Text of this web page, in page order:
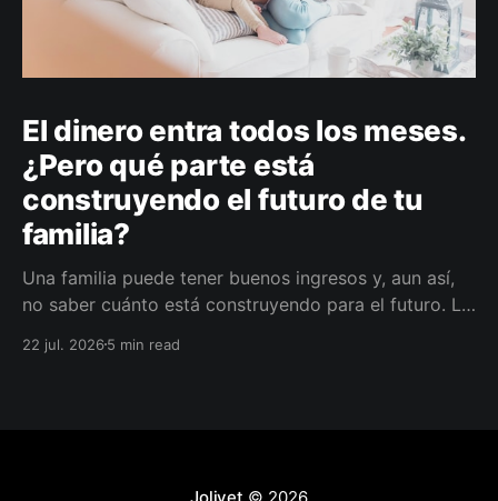
El dinero entra todos los meses.
¿Pero qué parte está
construyendo el futuro de tu
familia?
Una familia puede tener buenos ingresos y, aun así,
no saber cuánto está construyendo para el futuro. La
darle a cada parte del ingreso un propósito, un plazo
22 jul. 20265 min read